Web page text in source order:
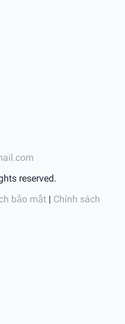
reserved.
bảo mật | Chính sách